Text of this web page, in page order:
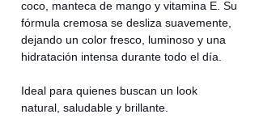
coco, manteca de mango y vitamina E. Su
fórmula cremosa se desliza suavemente,
dejando un color fresco, luminoso y una
hidratación intensa durante todo el día.
Ideal para quienes buscan un look
natural, saludable y brillante.